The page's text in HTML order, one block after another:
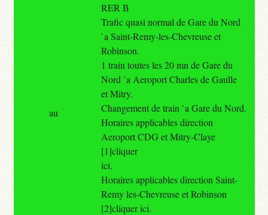
RER B
Trafic quasi normal de Gare du Nord
`a Saint-Remy-les-Chevreuse et
Robinson.
1 train toutes les 20 mn de Gare du
Nord `a Aeroport Charles de Gaulle
et Mitry.
Changement de train `a Gare du Nord.
Horaires applicables direction
Aeroport CDG et Mitry-Claye
[1]cliquer
ici.
Horaires applicables direction Saint-
Remy les-Chevreuse et Robinson
[2]cliquer ici.
au